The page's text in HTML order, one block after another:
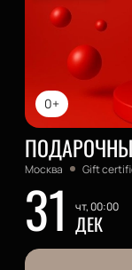
0+
Москва Gift
31 чт, 00:00
ДЕК